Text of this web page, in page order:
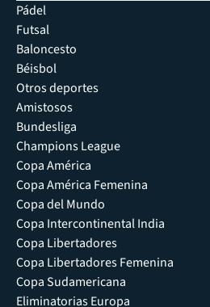
Pádel
Futsal
Baloncesto
Béisbol
Otros deportes
Amistosos
Bundesliga
Champions League
Copa América
Copa América Femenina
Copa del Mundo
Copa Intercontinental India
Copa Libertadores
Copa Libertadores Femenina
Copa Sudamericana
Eliminatorias Europa